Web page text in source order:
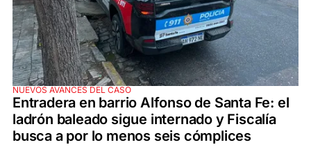
NUEVOS AVANCES DEL CASO
Entradera en barrio Alfonso de Santa Fe: el
ladrón baleado sigue internado y Fiscalía
busca a por lo menos seis cómplices